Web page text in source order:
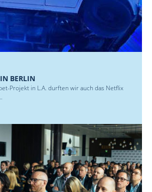
BERLIN
Projekt in L.A. durften wir auch das Netflix